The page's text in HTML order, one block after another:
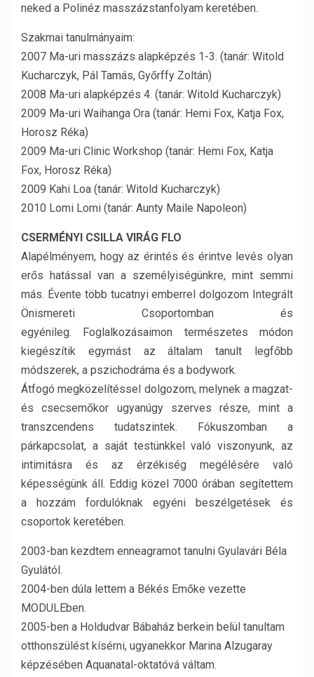
neked a Polinéz masszázstanfolyam keretében.
Szakmai tanulmányaim:
2007 Ma-uri masszázs alapképzés 1-3. (tanár: Witold
Kucharczyk, Pál Tamás, Győrffy Zoltán)
2008 Ma-uri alapképzés 4. (tanár: Witold Kucharczyk)
2009 Ma-uri Waihanga Ora (tanár: Hemi Fox, Katja Fox,
Horosz Réka)
2009 Ma-uri Clinic Workshop (tanár: Hemi Fox, Katja
Fox, Horosz Réka)
2009 Kahi Loa (tanár: Witold Kucharczyk)
2010 Lomi Lomi (tanár: Aunty Maile Napoleon)
CSERMÉNYI CSILLA VIRÁG FLO
Alapélményem, hogy az érintés és érintve levés olyan
erős hatással van a személyiségünkre, mint semmi
más. Évente több tucatnyi emberrel dolgozom Integrált
Önismereti Csoportomban és
egyénileg. Foglalkozásaimon természetes módon
kiegészítik egymást az általam tanult legfőbb
módszerek, a pszichodráma és a bodywork.
Átfogó megközelítéssel dolgozom, melynek a magzat-
és csecsemőkor ugyanúgy szerves része, mint a
transzcendens tudatszintek. Fókuszomban a
párkapcsolat, a saját testünkkel való viszonyunk, az
intimitásra és az érzékiség megélésére való
képességünk áll. Eddig közel 7000 órában segítettem
a hozzám fordulóknak egyéni beszélgetések és
csoportok keretében.
2003-ban kezdtem enneagramot tanulni Gyulavári Béla
Gyulától.
2004-ben dúla lettem a Békés Emőke vezette
MODULEben.
2005-ben a Holdudvar Bábaház berkein belül tanultam
otthonszülést kísérni, ugyanekkor Marina Alzugaray
képzésében Aquanatal-oktatóvá váltam.